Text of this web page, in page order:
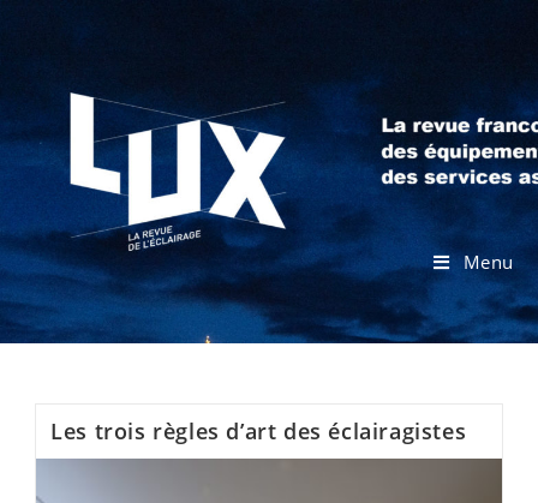
Menu
Les trois règles d’art des éclairagistes